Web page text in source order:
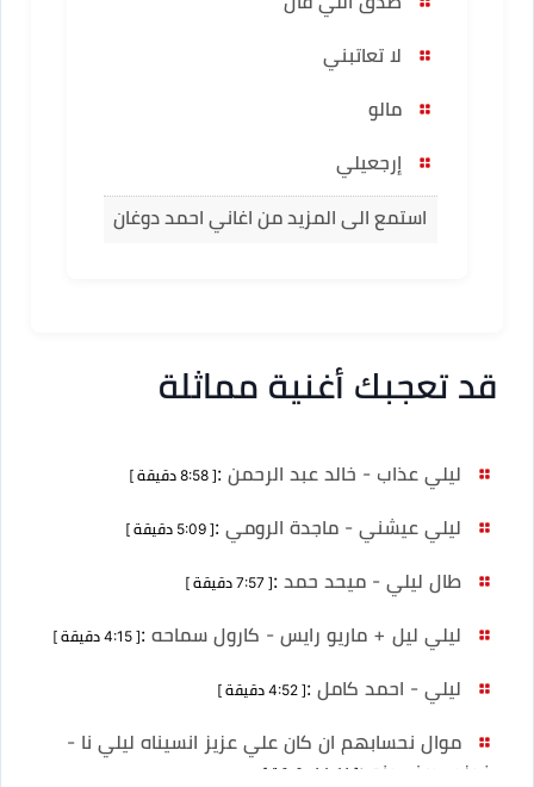
لا تعاتبني
مالو
إرجعيلي
استمع الى المزيد من اغاني احمد دوغان
قد تعجبك أغنية مماثلة
ليلي عذاب - خالد عبد الرحمن :[ 8:58 دقيقة ]
ليلي عيشني - ماجدة الرومي :[ 5:09 دقيقة ]
طال ليلي - ميحد حمد :[ 7:57 دقيقة ]
ليلي ليل + ماريو رايس - كارول سماحه :[ 4:15 دقيقة ]
ليلي - احمد كامل :[ 4:52 دقيقة ]
موال نحسابهم ان كان علي عزيز انسيناه ليلي نا -
فوزي صغيرونه :[ 14:41 دقيقة ]